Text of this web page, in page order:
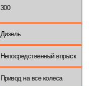
300
Дизель
Непосредственный впрыск
Привод на все колеса